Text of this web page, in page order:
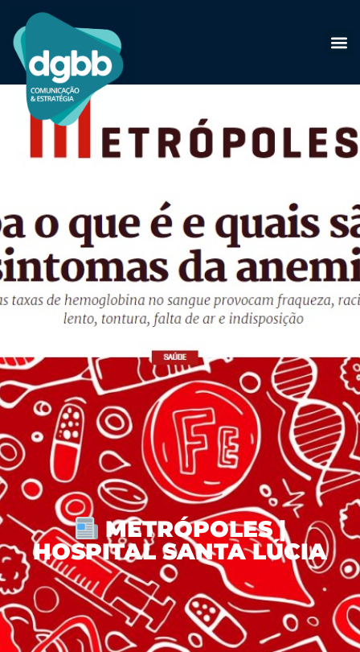
METRÓPOLES |
HOSPITAL SANTA LÚCIA